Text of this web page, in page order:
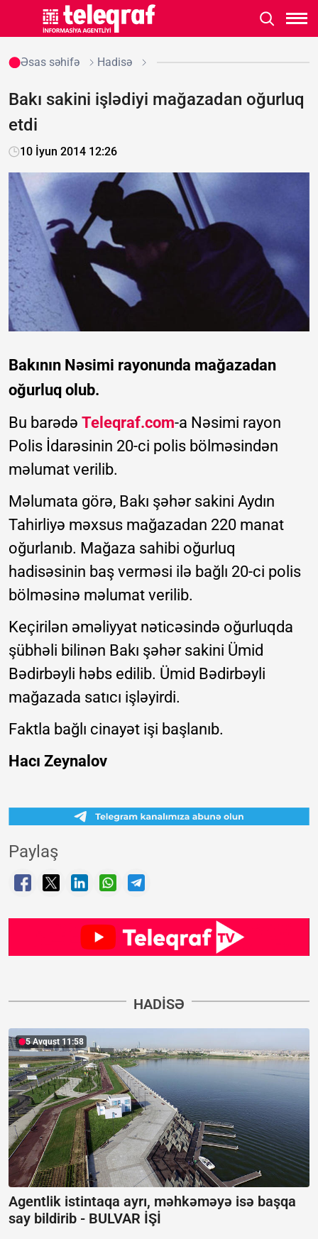
Əsas səhifə Hadisə
Bakı sakini işlədiyi mağazadan oğurluq
etdi
10 İyun 2014 12:26
Bakının Nəsimi rayonunda mağazadan
oğurluq olub.
Bu barədə Teleqraf.com-a Nəsimi rayon
Polis İdarəsinin 20-ci polis bölməsindən
məlumat verilib.
Məlumata görə, Bakı şəhər sakini Aydın
Tahirliyə məxsus mağazadan 220 manat
oğurlanıb. Mağaza sahibi oğurluq
hadisəsinin baş verməsi ilə bağlı 20-ci polis
bölməsinə məlumat verilib.
Keçirilən əməliyyat nəticəsində oğurluqda
şübhəli bilinən Bakı şəhər sakini Ümid
Bədirbəyli həbs edilib. Ümid Bədirbəyli
mağazada satıcı işləyirdi.
Faktla bağlı cinayət işi başlanıb.
Hacı Zeynalov
Paylaş
HADISƏ
5 Avqust 11:58
Agentlik istintaqa ayrı, məhkəməyə isə başqa
say bildirib - BULVAR İŞİ